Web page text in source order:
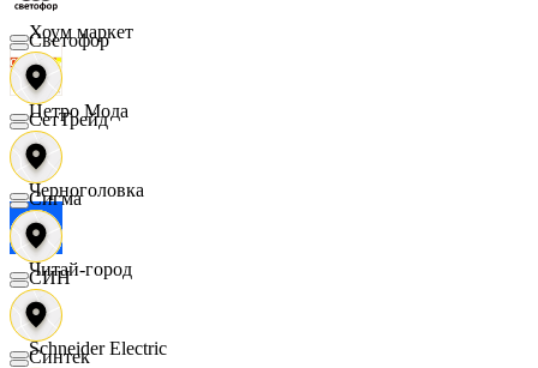
Хоум маркет
Цетро Мода
Черноголовка
Читай-город
Schneider Electric
Светофор
СетТрейд
Сигма
СИН
Синтек